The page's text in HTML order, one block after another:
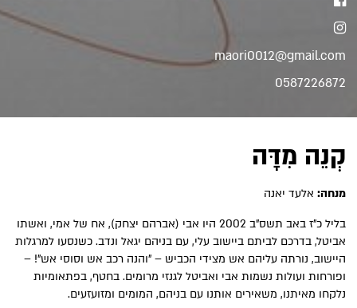
אינסטגרם
maori0012@gmail.com
0587226872
קְנֵה מִדָּה
מנחה: אלעד יאנה
בליל כ"ז באב תשס"ב 2002 היו אבי (אברהם יצחק), אח של אמי, ואשתו
אביטל, בדרכם לביתם ביישוב עלי, עם בניהם יגאל ונדב. כשנסעו למרגלות
היישוב, נורתה עליהם אש מצידי הכביש – "והנה רכב אש וסוסי אש"! –
ופורחות ועולות נשמות אבי ואביטל לגנזי מרומים. בחטף, בפתאומיות
נלקחו מאיתנו, משאירים אותנו עם בניהם, המומים ומזועזעים.